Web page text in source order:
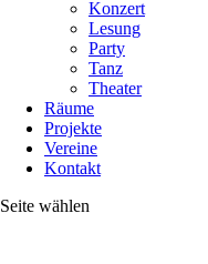
Konzert
Lesung
Party
Tanz
Theater
Räume
Projekte
Vereine
Kontakt
Seite wählen